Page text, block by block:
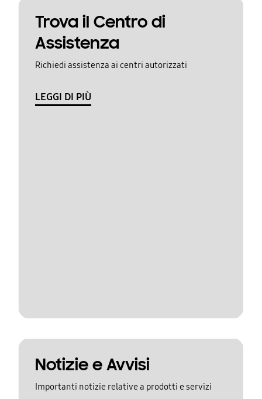
Trova il Centro di
Assistenza
Richiedi assistenza ai centri autorizzati
LEGGI DI PIÙ
Notizie e Avvisi
Importanti notizie relative a prodotti e servizi